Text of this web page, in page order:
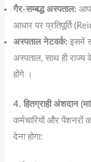
गैर-सम्बद्ध अस्पताल:
आधार पर प्रतिपूर्ति
अस्पताल नेटवर्क: इसमें
अस्पताल, साथ ही राज्य
होंगे ।
4. हितग्राही अंशदान
कर्मचारियों और
देना होगा: